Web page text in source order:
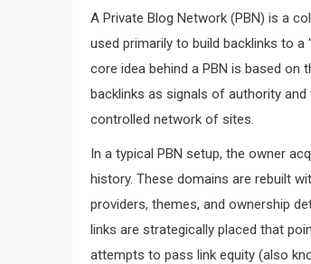
A Private Blog Network (PBN) is a
used primarily to build backlinks to a
core idea behind a PBN is based on
backlinks as signals of authority
controlled network of sites.
In a typical PBN setup, the owner
history. These domains are rebuilt
providers, themes, and ownership
links are strategically placed that
attempts to pass link equity (also